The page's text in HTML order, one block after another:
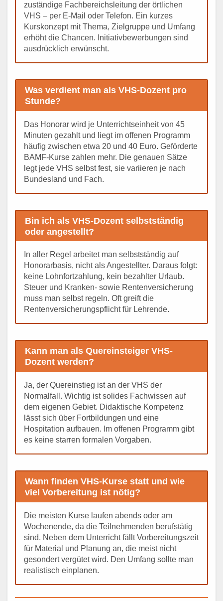
zuständige Fachbereichsleitung der örtlichen
VHS – per E-Mail oder Telefon. Ein kurzes
Kurskonzept mit Thema, Zielgruppe und Umfang
erhöht die Chancen. Initiativbewerbungen sind
ausdrücklich erwünscht.
Was verdient man als VHS-Dozent pro
Stunde?
Das Honorar wird je Unterrichtseinheit von 45
Minuten gezahlt und liegt im offenen Programm
häufig zwischen etwa 20 und 40 Euro. Geförderte
BAMF-Kurse zahlen mehr. Die genauen Sätze
legt jede VHS selbst fest, sie variieren je nach
Bundesland und Fach.
Bin ich als VHS-Dozent selbstständig
oder angestellt?
In aller Regel arbeitet man selbstständig auf
Honorarbasis, nicht als Angestellter. Daraus folgt:
keine Lohnfortzahlung, kein bezahlter Urlaub.
Steuer und Kranken- sowie Rentenversicherung
muss man selbst regeln. Oft greift die
Rentenversicherungspflicht für Lehrende.
Kann man als Quereinsteiger VHS-
Dozent werden?
Ja, der Quereinstieg ist an der VHS der
Normalfall. Wichtig ist solides Fachwissen auf
dem eigenen Gebiet. Didaktische Kompetenz
lässt sich über Fortbildungen und eine
Hospitation aufbauen. Im offenen Programm gibt
es keine starren formalen Vorgaben.
Wann finden VHS-Kurse statt und wie
viel Vorbereitung ist nötig?
Die meisten Kurse laufen abends oder am
Wochenende, da die Teilnehmenden berufstätig
sind. Neben dem Unterricht fällt Vorbereitungszeit
für Material und Planung an, die meist nicht
gesondert vergütet wird. Den Umfang sollte man
realistisch einplanen.